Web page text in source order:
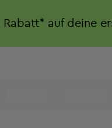
Rabatt* auf deine